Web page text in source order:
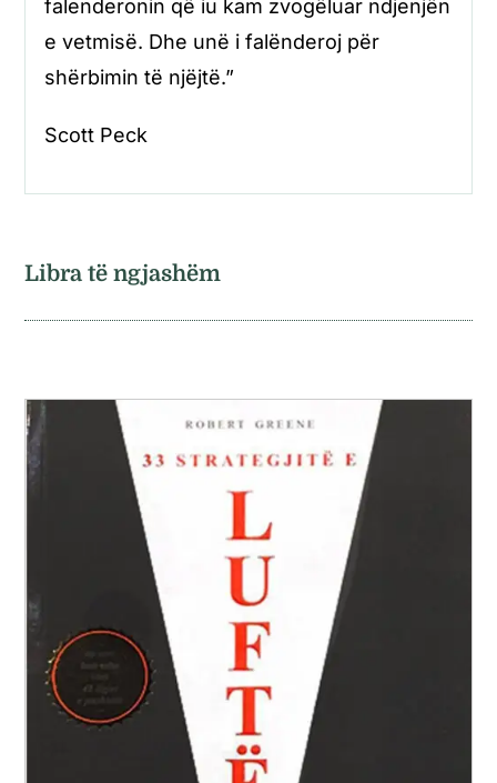
falenderonin që iu kam zvogëluar ndjenjën
e vetmisë. Dhe unë i falënderoj për
shërbimin të njëjtë.”
Scott Peck
Libra të ngjashëm